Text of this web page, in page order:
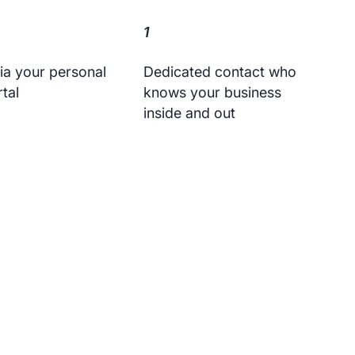
your personal
1
Dedicated contact who
knows your business
inside and out